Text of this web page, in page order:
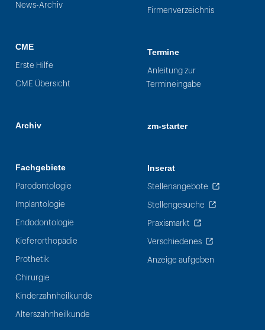
News-Archiv
CME
Erste Hilfe
CME Übersicht
Archiv
Fachgebiete
Parodontologie
Implantologie
Endodontologie
Kieferorthopädie
Prothetik
Chirurgie
Kinderzahnheilkunde
Alterszahnheilkunde
Firmenverzeichnis
Termine
Anleitung zur
Termineingabe
zm-starter
Inserat
Stellenangebote
Stellengesuche
Praxismarkt
Verschiedenes
Anzeige aufgeben